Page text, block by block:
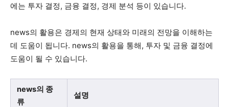
에는 투자 결정, 금융 결정, 경제 분석 등이 있습니다.
news의 활용은 경제의 현재 상태와 미래의 전망을 이해하는
데 도움이 됩니다. news의 활용을 통해, 투자 및 금융 결정에
도움이 될 수 있습니다.
news의 종
류
설명